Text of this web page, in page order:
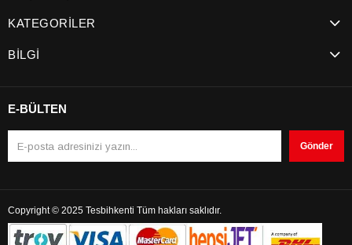
KATEGORİLER
BİLGİ
E-BÜLTEN
Gönder
Copyright © 2025 Tesbihkenti Tüm hakları saklıdır.